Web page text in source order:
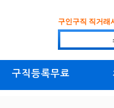
구인구직 직거래
구직등록무료